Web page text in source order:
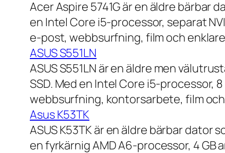
Acer Aspire 5741G är en äldre bärbar
en Intel Core i5-processor, separat
e-post, webbsurfning, film och
ASUS S551LN
ASUS S551LN är en äldre men
SSD. Med en Intel Core i5-processor,
webbsurfning, kontorsarbete, film och
Asus K53TK
ASUS K53TK är en äldre bärbar dator
en fyrkärnig AMD A6-processor, 4